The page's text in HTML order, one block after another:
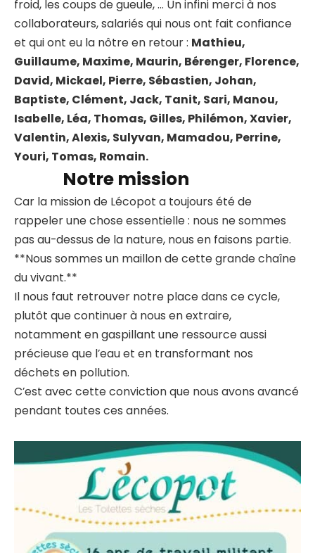
froid, les coups de gueule, … Un infini merci à nos
collaborateurs, salariés qui nous ont fait confiance
et qui ont eu la nôtre en retour : Mathieu,
Guillaume, Maxime, Maurin, Bérenger, Florence,
David, Mickael, Pierre, Sébastien, Johan,
Baptiste, Clément, Jack, Tanit, Sari, Manou,
Isabelle, Léa, Thomas, Gilles, Philémon, Xavier,
Valentin, Alexis, Sulyvan, Mamadou, Perrine,
Youri, Tomas, Romain.
Notre mission
Car la mission de Lécopot a toujours été de
rappeler une chose essentielle : nous ne sommes
pas au-dessus de la nature, nous en faisons partie.
**Nous sommes un maillon de cette grande chaîne
du vivant.**
Il nous faut retrouver notre place dans ce cycle,
plutôt que continuer à nous en extraire,
notamment en gaspillant une ressource aussi
précieuse que l’eau et en transformant nos
déchets en pollution.
C’est avec cette conviction que nous avons avancé
pendant toutes ces années.